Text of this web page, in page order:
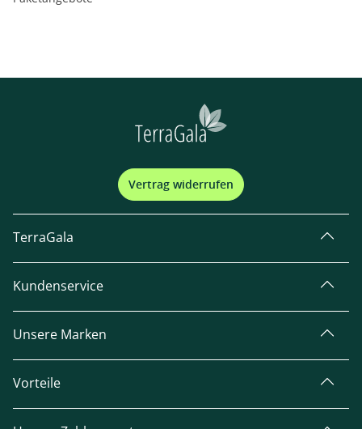
Vertrag widerrufen
TerraGala
Kundenservice
Unsere Marken
Vorteile